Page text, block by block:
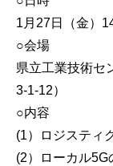
1月27日（金）
○会場
県立工業技術セ
3-1-12）
○内容
(1）ロジスティ
(2）ローカル5G